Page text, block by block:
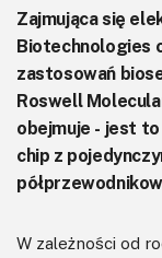
Zajmująca się
Biotechnologies
zastosowań
Roswell
obejmuje - jest
chip z
W zależności od